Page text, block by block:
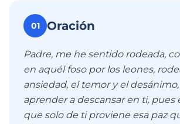
01 Oración
Padre, me he sentido rodeada,
en aquél foso por los leones,
ansiedad, el temor y el
aprender a descansar en ti, pues
que solo de ti proviene esa paz